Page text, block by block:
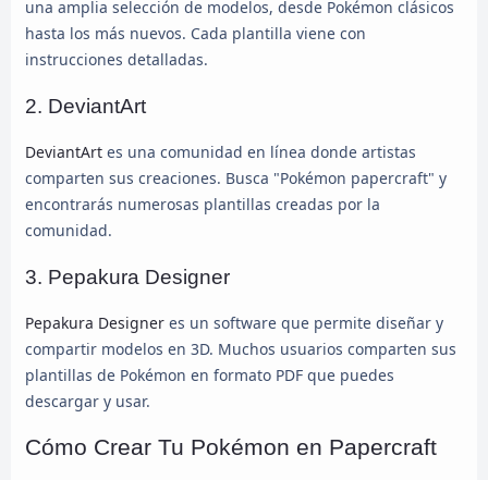
una amplia selección de modelos, desde Pokémon clásicos
hasta los más nuevos. Cada plantilla viene con
instrucciones detalladas.
2. DeviantArt
DeviantArt es una comunidad en línea donde artistas
comparten sus creaciones. Busca "Pokémon papercraft" y
encontrarás numerosas plantillas creadas por la
comunidad.
3. Pepakura Designer
Pepakura Designer es un software que permite diseñar y
compartir modelos en 3D. Muchos usuarios comparten sus
plantillas de Pokémon en formato PDF que puedes
descargar y usar.
Cómo Crear Tu Pokémon en Papercraft